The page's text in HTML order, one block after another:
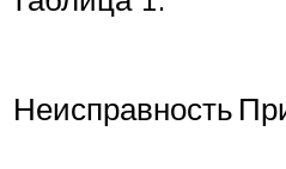
Неисправность